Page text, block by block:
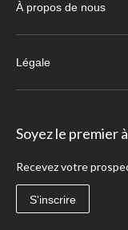
À propos de nous
Légale
Soyez le premier
Recevez votre
S'inscrire